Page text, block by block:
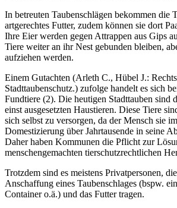
In betreuten Taubenschlägen bekommen die
artgerechtes Futter, zudem können sie dort
Ihre Eier werden gegen Attrappen aus Gips
Tiere weiter an ihr Nest gebunden bleiben,
aufziehen werden.
Einem Gutachten (Arleth C., Hübel J.:
Stadttaubenschutz.) zufolge handelt es sich
Fundtiere (2). Die heutigen Stadttauben sind
einst ausgesetzten Haustieren. Diese Tiere
sich selbst zu versorgen, da der Mensch sie
Domestizierung über Jahrtausende in seine
Daher haben Kommunen die Pflicht zur
menschengemachten tierschutzrechtlichen
Trotzdem sind es meistens Privatpersonen,
Anschaffung eines Taubenschlages (bspw.
Container o.ä.) und das Futter tragen.